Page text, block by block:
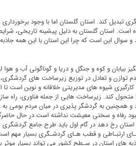
تبدیل کند. استان گلستان اما با وجود
گلستان به دلیل پیشینه تاریخی،
این است که چرا این استان با این همه
و کوه و جنگل و دریا و گوناگونی آب و
توازن و تعادل در توزیع زیرساخت های
شیوه های مدیریتی خلاقانه و نوین است
کند. زیرساخت هایی از جمله فناوری،
به گردشگر پذیری در میان مردم بومی به
رفاه و سختی معیشت نداشته است.در حال
رخ دهد در گام اول باید طرح جامع گردشگری
و قطب هـای گردشـگری بسیار مهم است
های استان در سـطح کشور می تواند بسیار